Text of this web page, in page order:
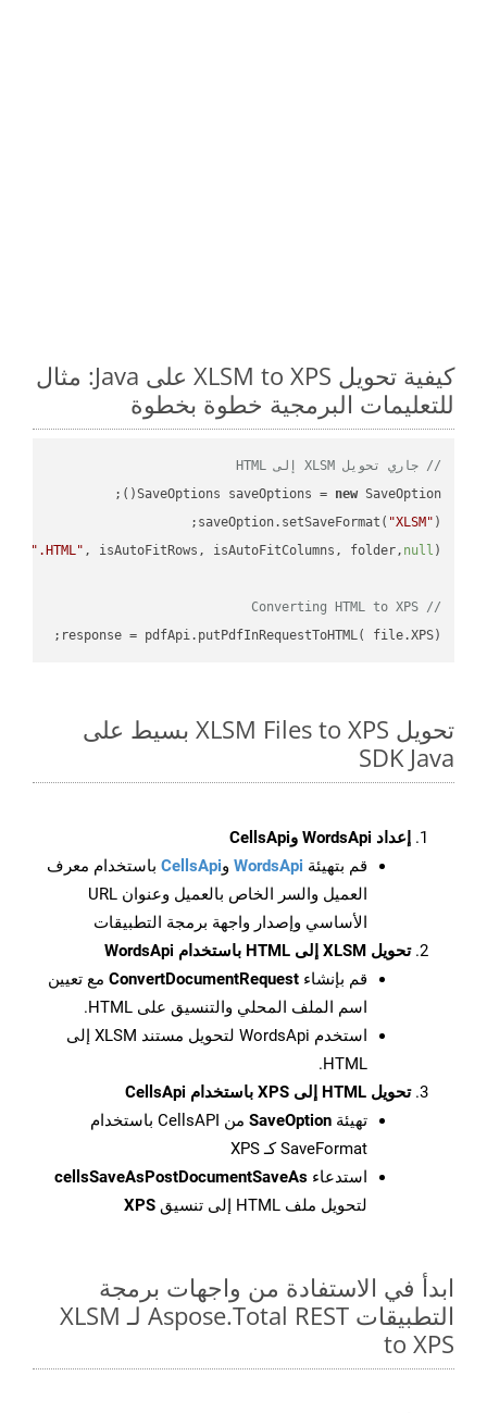
كيفية تحويل XLSM to XPS على Java: مثال
للتعليمات البرمجية خطوة بخطوة
// جاري تحويل XLSM إلى HTML
SaveOptions saveOptions = new
saveOption.setSaveFormat( "XLSM"
".HTML" , isAutoFitRows, isAutoFitColumns, folder, null
// Converting HTML to XPS
response = pdfApi.putPdfInRequestToHTML( file.XPS);
تحويل XLSM Files to XPS بسيط على
SDK Java
إعداد WordsApi وCellsApi
قم بتهيئة WordsApi وCellsApi باستخدام معرف
العميل والسر الخاص بالعميل وعنوان URL
الأساسي وإصدار واجهة برمجة التطبيقات
تحويل XLSM إلى HTML باستخدام WordsApi
قم بإنشاء ConvertDocumentRequest مع تعيين
اسم الملف المحلي والتنسيق على HTML.
استخدم WordsApi لتحويل مستند XLSM إلى
HTML.
تحويل HTML إلى XPS باستخدام CellsApi
تهيئة SaveOption
من CellsAPI باستخدام
SaveFormat كـ XPS
استدعاء cellsSaveAsPostDocumentSaveAs
لتحويل ملف HTML إلى تنسيق
XPS
ابدأ في الاستفادة من واجهات برمجة
التطبيقات Aspose.Total REST لـ XLSM
to XPS